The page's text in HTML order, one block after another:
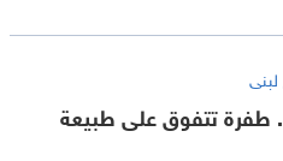
طفرة تتفوق على طبيعة